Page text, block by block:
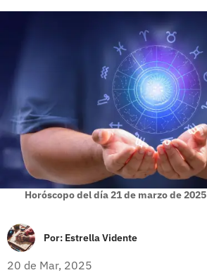
Horóscopo del día 21 de marzo de 2025
Por: Estrella Vidente
20 de Mar, 2025